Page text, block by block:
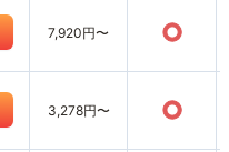
7,920円〜 ○
3,278円〜 ○